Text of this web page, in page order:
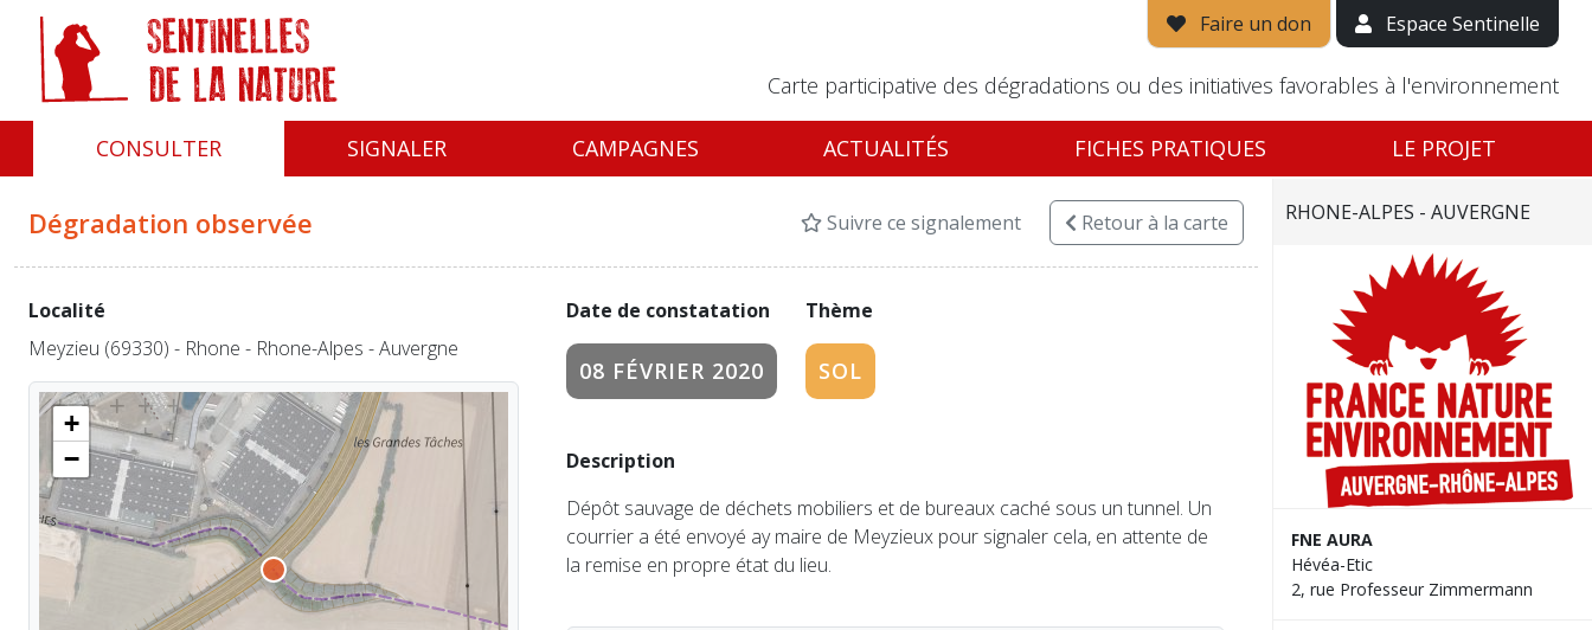
Faire un don Espace Sentinelle
Carte participative des dégradations ou des initiatives favorables à l'environnement
CONSULTER SIGNALER CAMPAGNES ACTUALITÉS FICHES PRATIQUES LE PROJET
Dégradation observée Suivre ce signalement Retourà la carte
Date de constatation
08 FÉVRIER 2020
Thème
SOL
Description
Dépôt sauvage de déchets mobiliers et de bureaux caché sous un tunnel. Un
courrier a été envoyé ay maire de Meyzieux pour signaler cela, en attente de
la remise en propre état du lieu.
Localité
Meyzieu (69330) - Rhone - Rhone-Alpes - Auvergne
+
−
RHONE-ALPES - AUVERGNE
FNE AURA
Hévéa-Etic
2, rue Professeur Zimmermann
Panneau de gestion des cookies